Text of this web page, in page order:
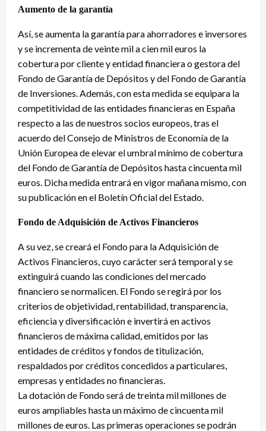
Aumento de la garantía
Así, se aumenta la garantía para ahorradores e inversores
y se incrementa de veinte mil a cien mil euros la
cobertura por cliente y entidad financiera o gestora del
Fondo de Garantía de Depósitos y del Fondo de Garantía
de Inversiones. Además, con esta medida se equipara la
competitividad de las entidades financieras en España
respecto a las de nuestros socios europeos, tras el
acuerdo del Consejo de Ministros de Economía de la
Unión Europea de elevar el umbral mínimo de cobertura
del Fondo de Garantía de Depósitos hasta cincuenta mil
euros. Dicha medida entrará en vigor mañana mismo, con
su publicación en el Boletín Oficial del Estado.
Fondo de Adquisición de Activos Financieros
A su vez, se creará el Fondo para la Adquisición de
Activos Financieros, cuyo carácter será temporal y se
extinguirá cuando las condiciones del mercado
financiero se normalicen. El Fondo se regirá por los
criterios de objetividad, rentabilidad, transparencia,
eficiencia y diversificación e invertirá en activos
financieros de máxima calidad, emitidos por las
entidades de créditos y fondos de titulización,
respaldados por créditos concedidos a particulares,
empresas y entidades no financieras.
La dotación de Fondo será de treinta mil millones de
euros ampliables hasta un máximo de cincuenta mil
millones de euros. Las primeras operaciones se podrán